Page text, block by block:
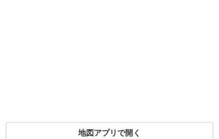
地図アプリで開く